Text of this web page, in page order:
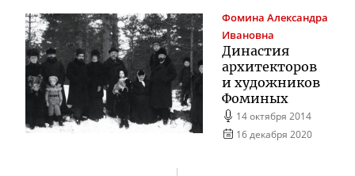
Фомина Александра
Ивановна
Династия
архитекторов
и художников
Фоминых
14 октября 2014
16 декабря 2020